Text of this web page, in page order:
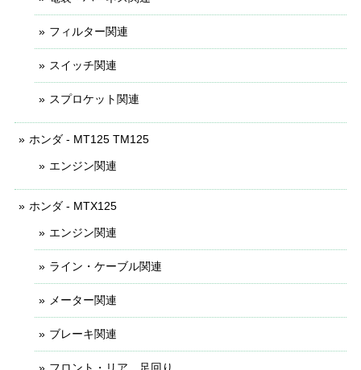
フィルター関連
スイッチ関連
スプロケット関連
ホンダ - MT125 TM125
エンジン関連
ホンダ - MTX125
エンジン関連
ライン・ケーブル関連
メーター関連
ブレーキ関連
フロント・リア 足回り